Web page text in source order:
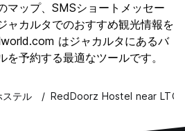
6.3
6.7
マップ、SMSショートメッセー
ャカルタでのおすすめ観光情報を
はジャカルタにあるバ
を予約する最適なツールです。
ステル RedDoorz Hostel near LTC